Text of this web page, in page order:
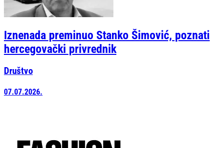
Iznenada preminuo Stanko Šimović, poznati
hercegovački privrednik
Društvo
07.07.2026.